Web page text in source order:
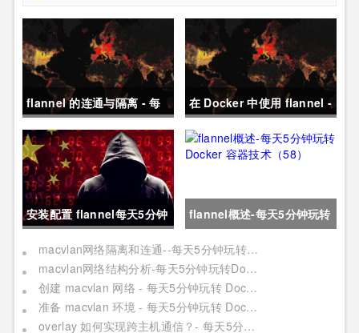
flannel 的连通与隔离 - 每
天5分钟玩转 Docker 容器
技术（61）
在 Docker 中使用 flannel -
每天5分钟玩转 Docker 容
器技术（60）
安装配置 flannel每天5分钟
玩转Docker容器技术
（59）
flannel概述-每天5分钟玩转
Docker 容器技术（58）
macvlan网络隔离和连通--每天5分钟玩转Docker容器技术（57）
macvlan网络结构分析-每天5分钟玩转Docker容器技术（56）
创建 macvlan 网络 - 每天5分钟玩转 Docker 容器技术（55）
准备 macvlan 环境 - 每天5分钟玩转 Docker 容器技术（54）
overlay 如何实现跨主机通信？- 每天5分钟玩转 Docker 容器技术（52）